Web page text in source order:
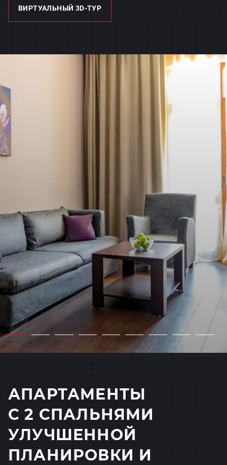
ВИРТУАЛЬНЫЙ 3D-ТУР
АПАРТАМЕНТЫ
С 2 СПАЛЬНЯМИ
УЛУЧШЕННОЙ
ПЛАНИРОВКИ И